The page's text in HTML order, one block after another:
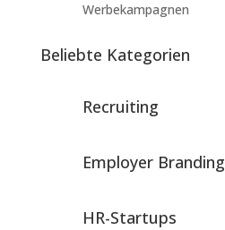
Werbekampagnen
Beliebte Kategorien
Recruiting
Employer Branding
HR-Startups